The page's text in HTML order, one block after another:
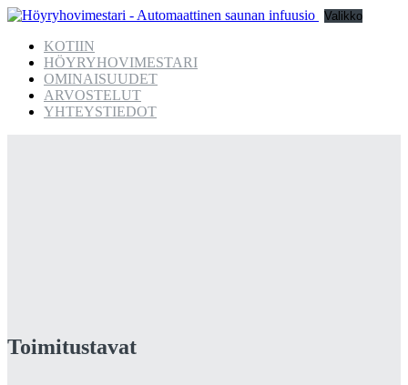
Valikko
KOTIIN
HÖYRYHOVIMESTARI
OMINAISUUDET
ARVOSTELUT
YHTEYSTIEDOT
Toimitustavat